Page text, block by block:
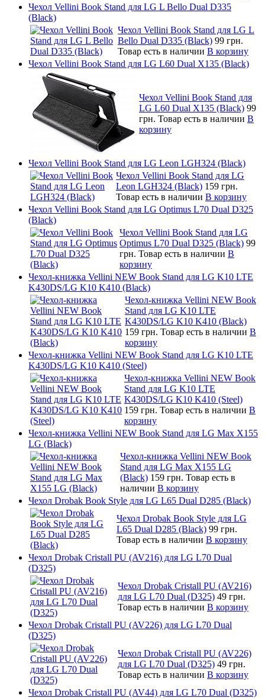
Чехол Vellini Book Stand для LG L Bello Dual D335
(Black)
Чехол Vellini Book Stand для LG L
Bello Dual D335 (Black) 99 грн.
Товар есть в наличии В корзину
Чехол Vellini Book Stand для LG L60 Dual X135 (Black)
Чехол Vellini Book Stand для
LG L60 Dual X135 (Black) 99
грн. Товар есть в наличии В
корзину
Чехол Vellini Book Stand для LG Leon LGH324 (Black)
Чехол Vellini Book Stand для LG
Leon LGH324 (Black) 159 грн.
Товар есть в наличии В корзину
Чехол Vellini Book Stand для LG Optimus L70 Dual D325
(Black)
Чехол Vellini Book Stand для LG
Optimus L70 Dual D325 (Black) 99
грн. Товар есть в наличии В
корзину
Чехол-книжка Vellini NEW Book Stand для LG K10 LTE
K430DS/LG K10 K410 (Black)
Чехол-книжка Vellini NEW Book
Stand для LG K10 LTE
K430DS/LG K10 K410 (Black)
159 грн. Товар есть в наличии В
корзину
Чехол-книжка Vellini NEW Book Stand для LG K10 LTE
K430DS/LG K10 K410 (Steel)
Чехол-книжка Vellini NEW Book
Stand для LG K10 LTE
K430DS/LG K10 K410 (Steel)
159 грн. Товар есть в наличии В
корзину
Чехол-книжка Vellini NEW Book Stand для LG Max X155
LG (Black)
Чехол-книжка Vellini NEW Book
Stand для LG Max X155 LG
(Black) 159 грн. Товар есть в
наличии В корзину
Чехол Drobak Book Style для LG L65 Dual D285 (Black)
Чехол Drobak Book Style для LG
L65 Dual D285 (Black) 99 грн.
Товар есть в наличии В корзину
Чехол Drobak Cristall PU (AV216) для LG L70 Dual
(D325)
Чехол Drobak Cristall PU (AV216)
для LG L70 Dual (D325) 49 грн.
Товар есть в наличии В корзину
Чехол Drobak Cristall PU (AV226) для LG L70 Dual
(D325)
Чехол Drobak Cristall PU (AV226)
для LG L70 Dual (D325) 49 грн.
Товар есть в наличии В корзину
Чехол Drobak Cristall PU (AV44) для LG L70 Dual (D325)